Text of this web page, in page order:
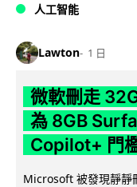
人工智能
Lawton 1 日
微軟刪走
為 8GB
Copilot+ 門
Microsoft 被發現靜靜